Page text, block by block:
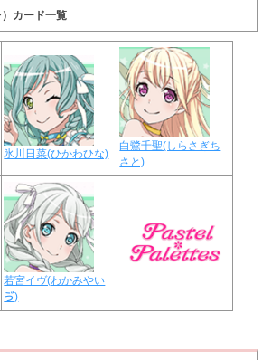
カード一覧
氷川日菜(ひかわひな)
白鷺千聖(しらさぎち
さと)
若宮イヴ(わかみやい
ゔ)